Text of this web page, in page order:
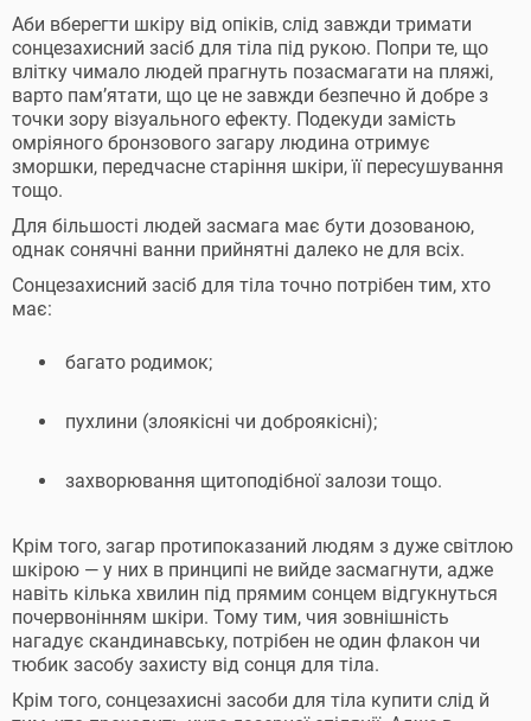
Аби вберегти шкіру від опіків, слід завжди тримати
сонцезахисний засіб для тіла під рукою. Попри те, що
влітку чимало людей прагнуть позасмагати на пляжі,
варто пам’ятати, що це не завжди безпечно й добре з
точки зору візуального ефекту. Подекуди замість
омріяного бронзового загару людина отримує
зморшки, передчасне старіння шкіри, її пересушування
тощо.
Для більшості людей засмага має бути дозованою,
однак сонячні ванни прийнятні далеко не для всіх.
Сонцезахисний засіб для тіла точно потрібен тим, хто
має:
багато родимок;
пухлини (злоякісні чи доброякісні);
захворювання щитоподібної залози тощо.
Крім того, загар протипоказаний людям з дуже світлою
шкірою — у них в принципі не вийде засмагнути, адже
навіть кілька хвилин під прямим сонцем відгукнуться
почервонінням шкіри. Тому тим, чия зовнішність
нагадує скандинавську, потрібен не один флакон чи
тюбик засобу захисту від сонця для тіла.
Крім того, сонцезахисні засоби для тіла купити слід й